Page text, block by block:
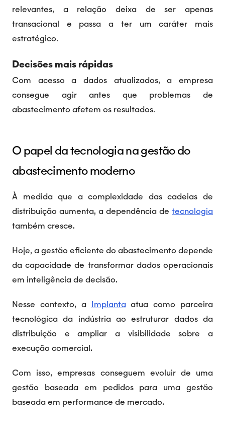
relevantes, a relação deixa de ser apenas
transacional e passa a ter um caráter mais
estratégico.
Decisões mais rápidas
Com acesso a dados atualizados, a empresa
consegue agir antes que problemas de
abastecimento afetem os resultados.
O papel da tecnologia na gestão do
abastecimento moderno
À medida que a complexidade das cadeias de
distribuição aumenta, a dependência de tecnologia
também cresce.
Hoje, a gestão eficiente do abastecimento depende
da capacidade de transformar dados operacionais
em inteligência de decisão.
Nesse contexto, a Implantaatua como parceira
tecnológica da indústria ao estruturar dados da
distribuição e ampliar a visibilidade sobre a
execução comercial.
Com isso, empresas conseguem evoluir de uma
gestão baseada em pedidos para uma gestão
baseada em performance de mercado.